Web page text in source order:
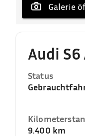
Galerie
Audi
Status
9.400 km